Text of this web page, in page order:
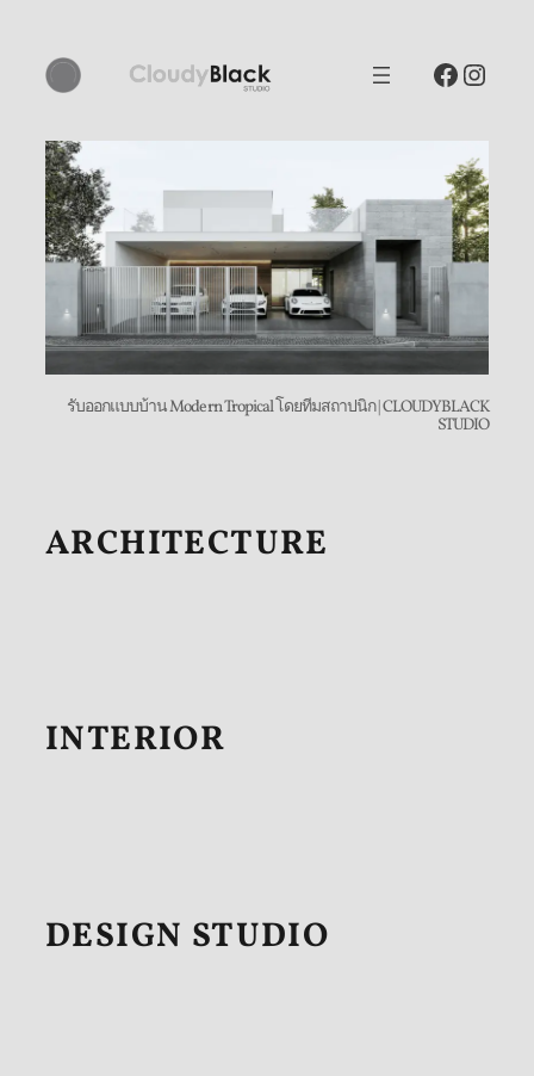
content
รับออกแบบบ้าน Modern Tropical โดยทีมสถาปนิก | CLOUDYBLACK
STUDIO
ARCHITECTURE
INTERIOR
DESIGN STUDIO